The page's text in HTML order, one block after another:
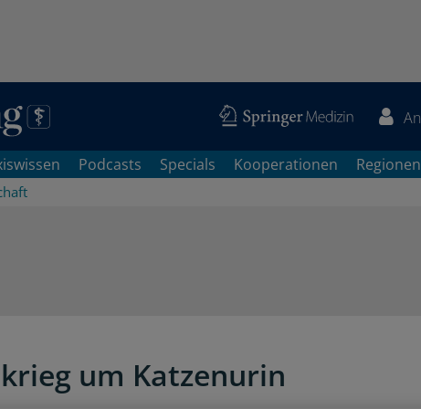
Podcasts Specials Kooperationen Regionen
um Katzenurin